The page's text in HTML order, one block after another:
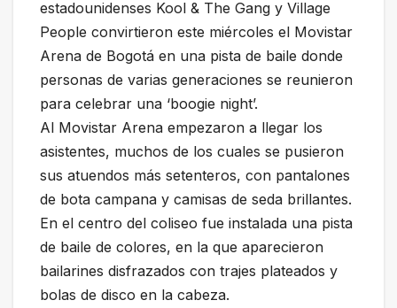
estadounidenses Kool & The Gang y Village
People convirtieron este miércoles el Movistar
Arena de Bogotá en una pista de baile donde
personas de varias generaciones se reunieron
para celebrar una ‘boogie night’.
Al Movistar Arena empezaron a llegar los
asistentes, muchos de los cuales se pusieron
sus atuendos más setenteros, con pantalones
de bota campana y camisas de seda brillantes.
En el centro del coliseo fue instalada una pista
de baile de colores, en la que aparecieron
bailarines disfrazados con trajes plateados y
bolas de disco en la cabeza.